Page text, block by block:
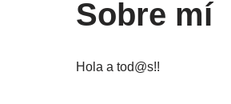
Sobre mí
Hola a tod@s!!